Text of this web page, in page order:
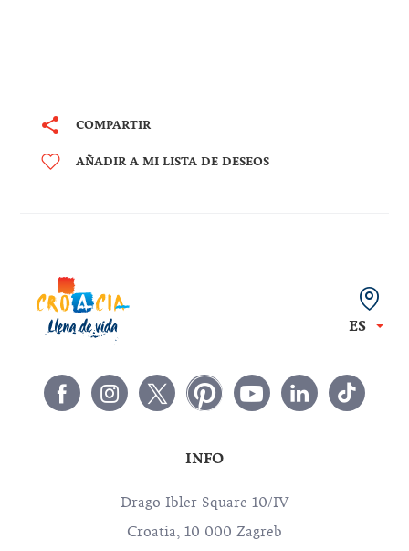
COMPARTIR
AÑADIR A MI LISTA DE DESEOS
ES
INFO
Drago Ibler Square 10/IV
Croatia, 10 000 Zagreb